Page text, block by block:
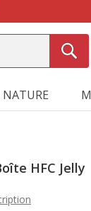
NATURE
HFC Jelly